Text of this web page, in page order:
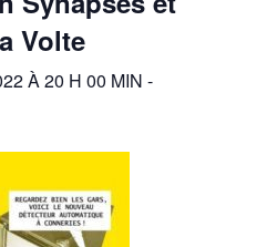
Volte
À 20 H 00 MIN -